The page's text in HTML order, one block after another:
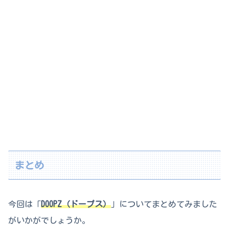
まとめ
今回は「DOOPZ（ドープス） 」についてまとめてみました
がいかがでしょうか。